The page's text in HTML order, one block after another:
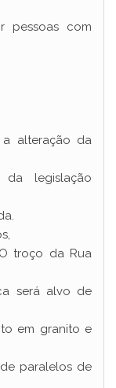
pessoas com
alteração da
legislação
troço da Rua
será alvo de
em granito e
paralelos de